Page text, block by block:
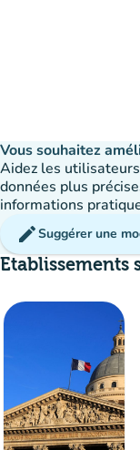
Vous souhaitez
Aidez les
données plus
informations
editSuggérer une
Etablissements